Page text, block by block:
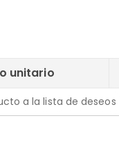
unitario
a la lista de deseos